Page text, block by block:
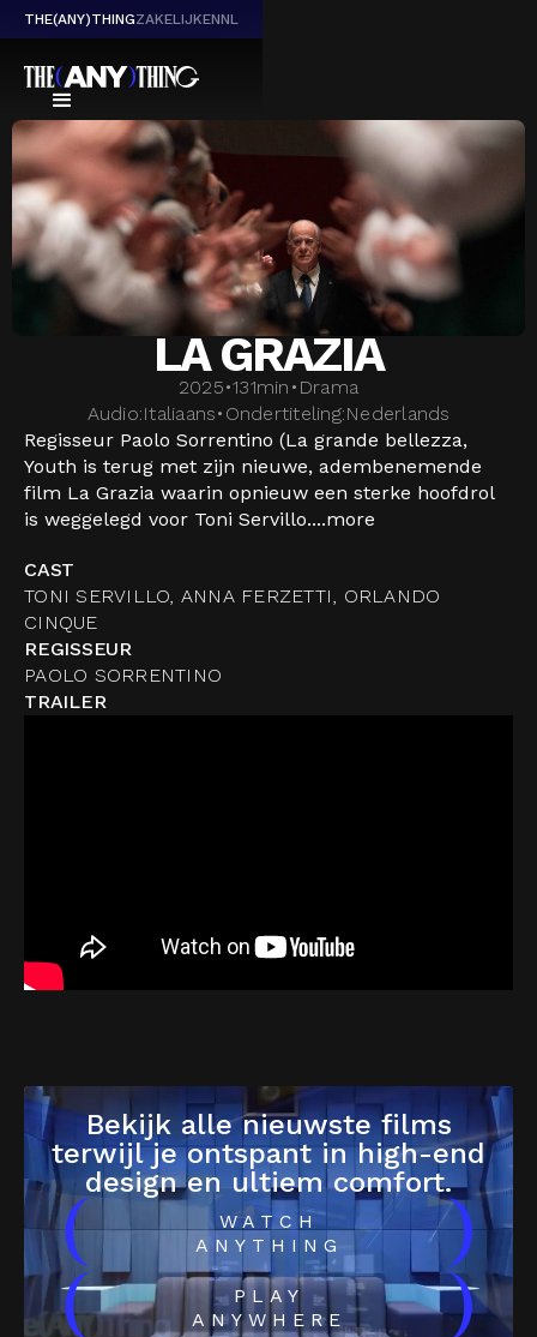
THE(ANY)THINGZAKELIJKENNL
LA GRAZIA
2025•131min • Drama
Audio:Italiaans• Ondertiteling:Nederlands
Regisseur Paolo Sorrentino (La grande bellezza,
Youth is terug met zijn nieuwe, adembenemende
film La Grazia waarin opnieuw een sterke hoofdrol
is weggelegd voor Toni Servillo....more
CAST
TONI SERVILLO, ANNA FERZETTI, ORLANDO
CINQUE
REGISSEUR
PAOLO SORRENTINO
TRAILER
Bekijk alle nieuwste films
terwijl je ontspant in high-end
design en ultiem comfort.
(
WATCH
ANYTHING
)
(
PLAY
ANYWHERE
)